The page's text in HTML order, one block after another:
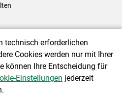
|Barrierefreiheit|
technisch erforderlichen
Cookies werden nur mit Ihrer
können Ihre Entscheidung für
Einstellungen jederzeit